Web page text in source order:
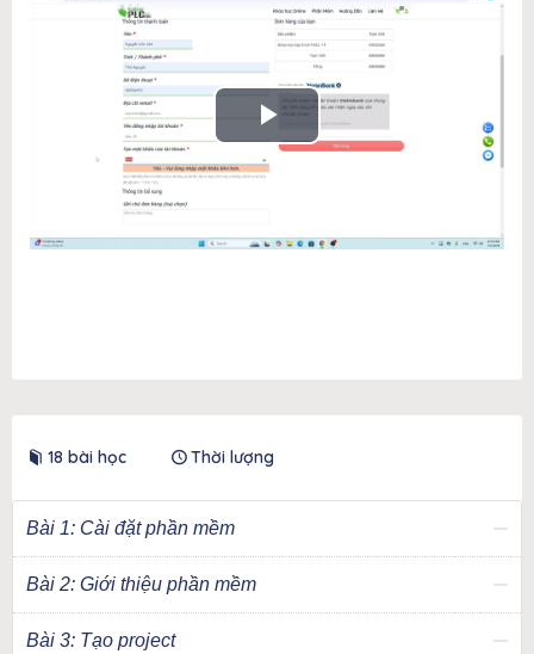
18 bài học Thời lượng
Bài 1: Cài đặt phần mềm
Bài 2: Giới thiệu phần mềm
Bài 3: Tạo project